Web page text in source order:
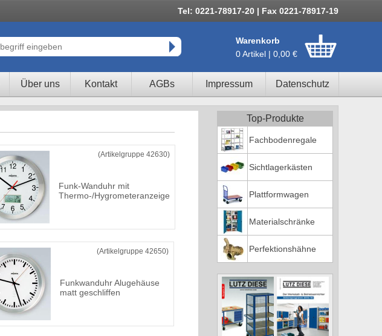
Tel: 0221-78917-20 | Fax 0221-78917-19
Warenkorb
0 Artikel | 0,00 €
Über uns Kontakt AGBs Impressum Datenschutz
(Artikelgruppe 42630)
Funk-Wanduhr mit
Thermo-/Hygrometeranzeige
(Artikelgruppe 42650)
Funkwanduhr Alugehäuse
matt geschliffen
Top-Produkte
Fachbodenregale
Sichtlagerkästen
Plattformwagen
Materialschränke
Perfektionshähne